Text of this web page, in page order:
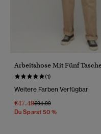
Arbeitshose Mit Fünf
(1)
Weitere Farben Verfügbar
€47.49Preis Wurde Reduziert Von
€94.99Bis
Du Sparst 50 %